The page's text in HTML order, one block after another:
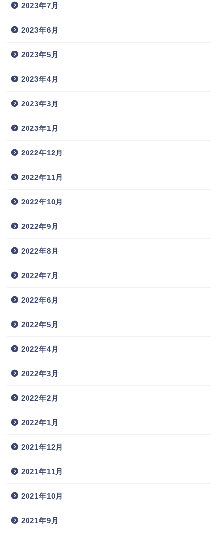
2023年7月
2023年6月
2023年5月
2023年4月
2023年3月
2023年1月
2022年12月
2022年11月
2022年10月
2022年9月
2022年8月
2022年7月
2022年6月
2022年5月
2022年4月
2022年3月
2022年2月
2022年1月
2021年12月
2021年11月
2021年10月
2021年9月